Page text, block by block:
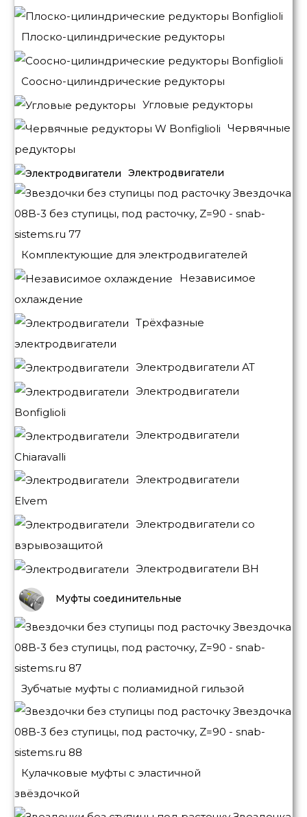
Плоско-цилиндрические редукторы
Соосно-цилиндрические редукторы
Угловые редукторы
Червячные
редукторы
Электродвигатели
Комплектующие для электродвигателей
Независимое
охлаждение
Трёхфазные
электродвигатели
Электродвигатели АТ
Электродвигатели
Bonfiglioli
Электродвигатели
Chiaravalli
Электродвигатели
Elvem
Электродвигатели со
взрывозащитой
Электродвигатели BH
Муфты соединительные
Зубчатые муфты с полиамидной гильзой
Кулачковые муфты с эластичной
звёздочкой